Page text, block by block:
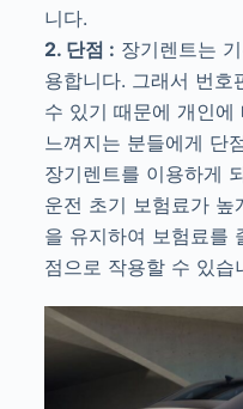
니다.
2. 단점 : 장기렌트는
용합니다. 그래서 번호
수 있기 때문에 개인에
느껴지는 분들에게 단
장기렌트를 이용하게
운전 초기 보험료가 높
을 유지하여 보험료를
점으로 작용할 수 있습